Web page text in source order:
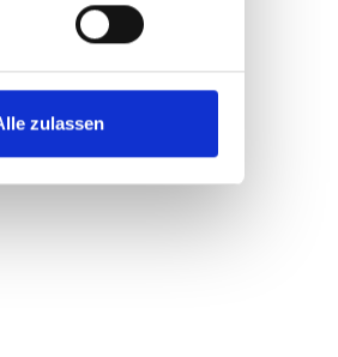
zulassen